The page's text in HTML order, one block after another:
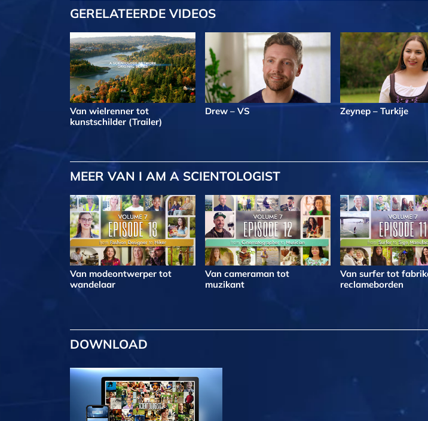
GERELATEERDE VIDEOS
Van wielrenner tot
kunstschilder (Trailer)
Drew – VS Zeynep – Turkije
MEER VAN I AM A SCIENTOLOGIST
Van modeontwerper tot
wandelaar
Van cameraman tot
muzikant
Van surfer tot
reclameborden
DOWNLOAD